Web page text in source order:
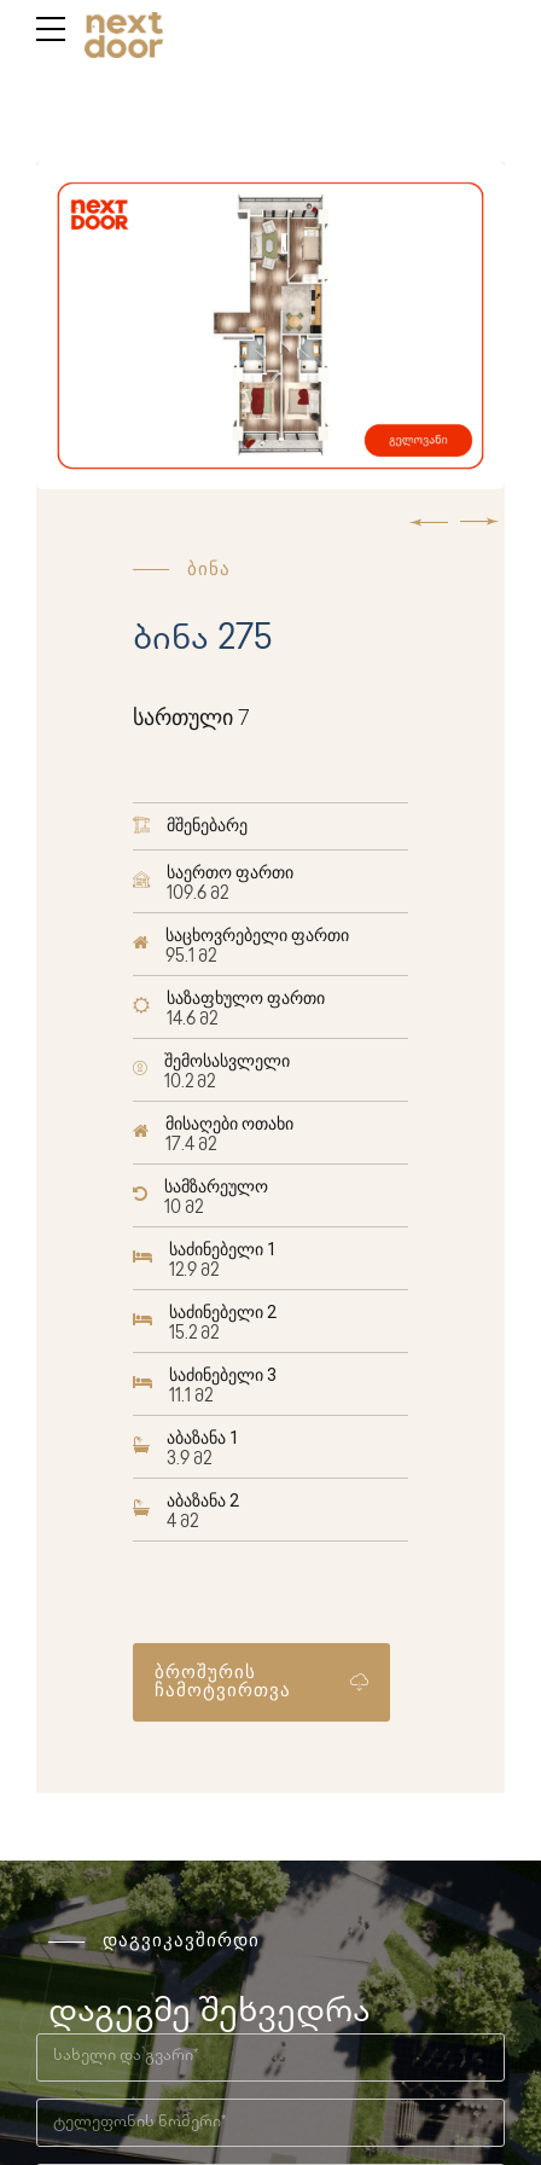
ბინა
ბინა 275
სართული 7
მშენებარე
საერთო ფართი
109.6 მ2
საცხოვრებელი ფართი
95.1 მ2
საზაფხულო ფართი
14.6 მ2
შემოსასვლელი
10.2 მ2
მისაღები ოთახი
17.4 მ2
სამზარეულო
10 მ2
საძინებელი 1
12.9 მ2
საძინებელი 2
15.2 მ2
საძინებელი 3
11.1 მ2
აბაზანა 1
3.9 მ2
აბაზანა 2
4 მ2
ბროშურის
ჩამოტვირთვა
დაგვიკავშირდი
დაგეგმე შეხვედრა